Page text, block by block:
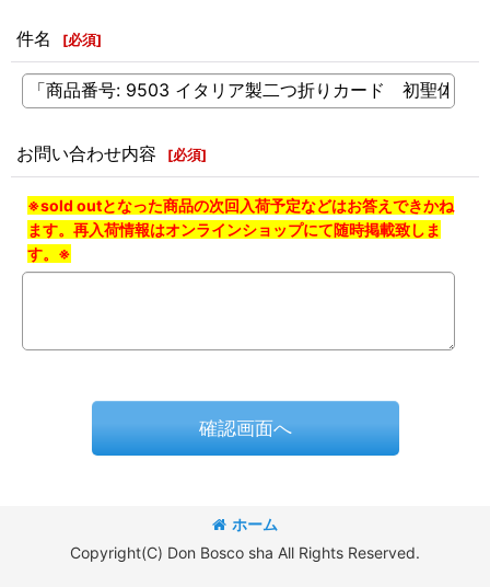
件名 [必須]
お問い合わせ内容 [必須]
※sold outとなった商品の次回入荷予定などはお答えできかね
ます。再入荷情報はオンラインショップにて随時掲載致しま
す。※
確認画面へ
ホーム
Copyright(C) Don Bosco sha All Rights Reserved.